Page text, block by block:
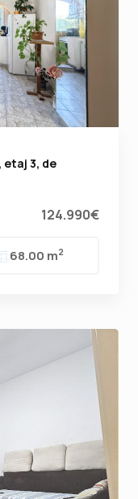
etaj 3, de
124.990€
68.00 m2